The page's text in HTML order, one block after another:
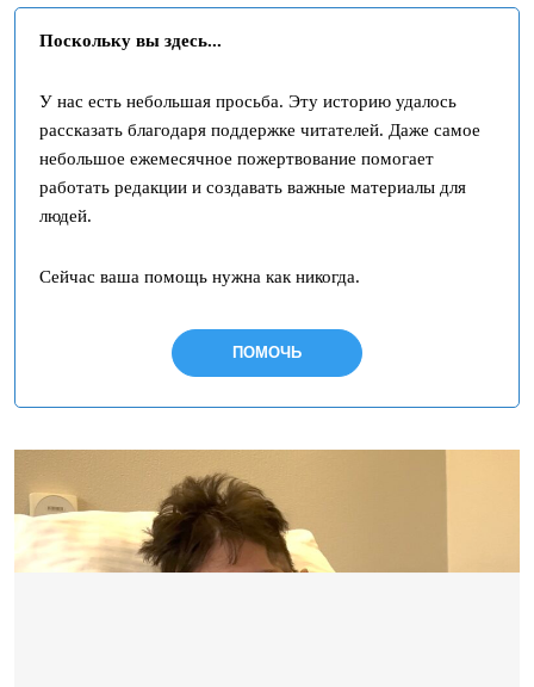
Поскольку вы здесь...
У нас есть небольшая просьба. Эту историю удалось
рассказать благодаря поддержке читателей. Даже самое
небольшое ежемесячное пожертвование помогает
работать редакции и создавать важные материалы для
людей.
Сейчас ваша помощь нужна как никогда.
ПОМОЧЬ